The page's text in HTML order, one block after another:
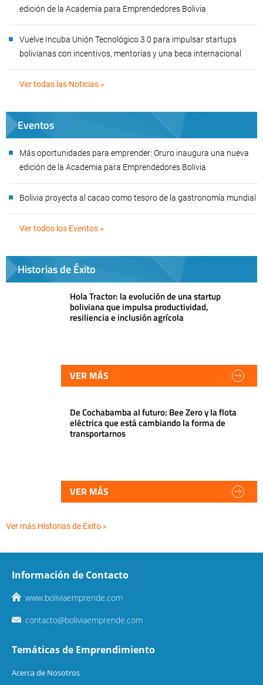
edición de la Academia para Emprendedores Bolivia
Vuelve Incuba Unión Tecnológico 3.0 para impulsar startups
bolivianas con incentivos, mentorías y una beca internacional
Ver todas las Noticias »
Eventos
Más oportunidades para emprender: Oruro inaugura una nueva
edición de la Academia para Emprendedores Bolivia
Bolivia proyecta al cacao como tesoro de la gastronomía mundial
Ver todos los Eventos »
Historias de Éxito
Hola Tractor: la evolución de una startup
boliviana que impulsa productividad,
resiliencia e inclusión agrícola
VER MÁS
De Cochabamba al futuro: Bee Zero y la flota
eléctrica que está cambiando la forma de
transportarnos
VER MÁS
Ver más Historias de Éxito »
Información de Contacto
www.boliviaemprende.com
contacto@boliviaemprende.com
Temáticas de Emprendimiento
Acerca de Nosotros